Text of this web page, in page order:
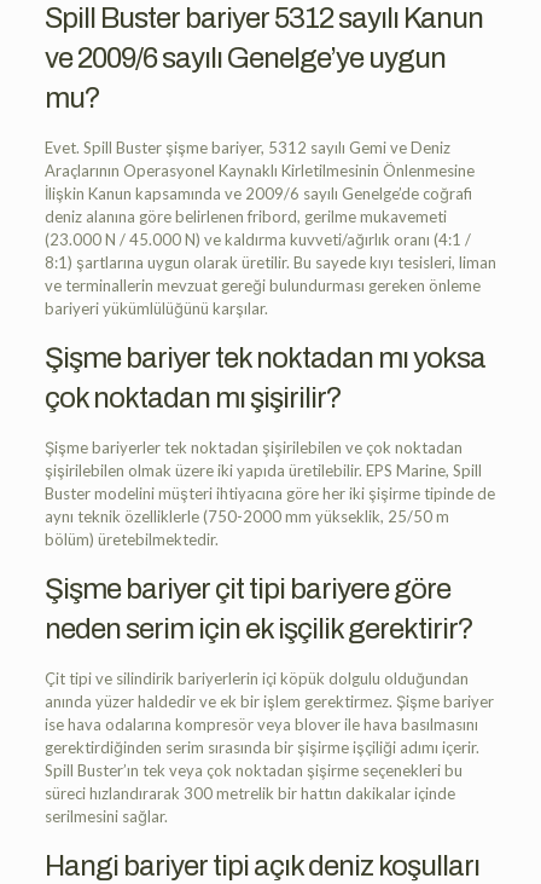
Spill Buster bariyer 5312 sayılı Kanun
ve 2009/6 sayılı Genelge’ye uygun
mu?
Evet. Spill Buster şişme bariyer, 5312 sayılı Gemi ve Deniz
Araçlarının Operasyonel Kaynaklı Kirletilmesinin Önlenmesine
İlişkin Kanun kapsamında ve 2009/6 sayılı Genelge’de coğrafi
deniz alanına göre belirlenen fribord, gerilme mukavemeti
(23.000 N / 45.000 N) ve kaldırma kuvveti/ağırlık oranı (4:1 /
8:1) şartlarına uygun olarak üretilir. Bu sayede kıyı tesisleri, liman
ve terminallerin mevzuat gereği bulundurması gereken önleme
bariyeri yükümlülüğünü karşılar.
Şişme bariyer tek noktadan mı yoksa
çok noktadan mı şişirilir?
Şişme bariyerler tek noktadan şişirilebilen ve çok noktadan
şişirilebilen olmak üzere iki yapıda üretilebilir. EPS Marine, Spill
Buster modelini müşteri ihtiyacına göre her iki şişirme tipinde de
aynı teknik özelliklerle (750-2000 mm yükseklik, 25/50 m
bölüm) üretebilmektedir.
Şişme bariyer çit tipi bariyere göre
neden serim için ek işçilik gerektirir?
Çit tipi ve silindirik bariyerlerin içi köpük dolgulu olduğundan
anında yüzer haldedir ve ek bir işlem gerektirmez. Şişme bariyer
ise hava odalarına kompresör veya blover ile hava basılmasını
gerektirdiğinden serim sırasında bir şişirme işçiliği adımı içerir.
Spill Buster’ın tek veya çok noktadan şişirme seçenekleri bu
süreci hızlandırarak 300 metrelik bir hattın dakikalar içinde
serilmesini sağlar.
Hangi bariyer tipi açık deniz koşulları